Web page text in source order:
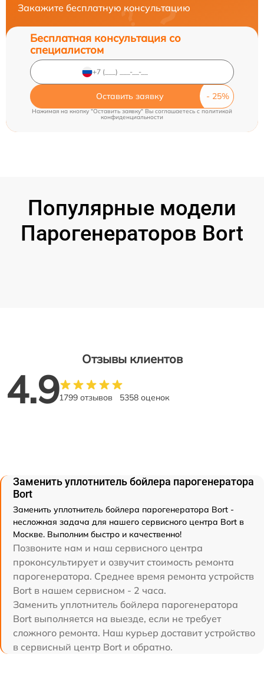
Закажите бесплатную консультацию
Бесплатная консультация со
специалистом
Оставить заявку
Нажимая на кнопку "Оставить заявку" Вы соглашаетесь cполитикой
конфиденциальности
Популярные модели
Парогенераторов Bort
Отзывы клиентов
4.91799 отзывов 5358 оценок
Заменить уплотнитель бойлера парогенератора
Bort
Заменить уплотнитель бойлера парогенератора Bort -
несложная задача для нашего сервисного центра Bort в
Москве. Выполним быстро и качественно!
Позвоните нам и наш сервисного центра
проконсультирует и озвучит стоимость ремонта
парогенератора. Среднее время ремонта устройств
Bort в нашем сервисном - 2 часа.
Заменить уплотнитель бойлера парогенератора
Bort выполняется на выезде, если не требует
сложного ремонта. Наш курьер доставит устройство
в сервисный центр Bort и обратно.